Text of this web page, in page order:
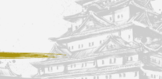
土産 一覧